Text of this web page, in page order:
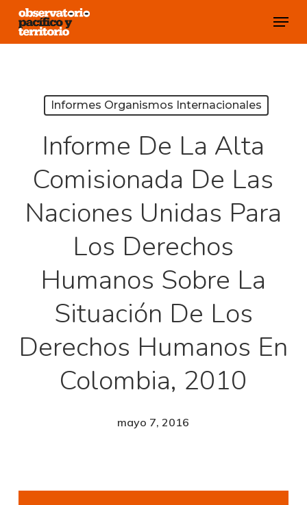
Skip
Menu
Informes Organismos Internacionales
Informe De La Alta
Comisionada De Las
Naciones Unidas Para
Los Derechos
Humanos Sobre La
Situación De Los
Derechos Humanos En
Colombia, 2010
mayo 7, 2016
Close